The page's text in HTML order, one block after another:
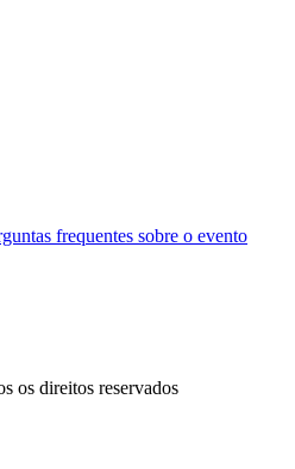
frequentes sobre o evento
os direitos reservados